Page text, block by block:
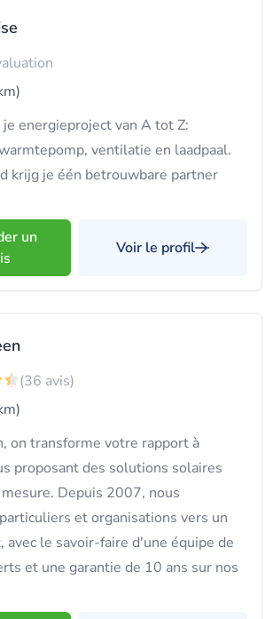
energieproject van A tot Z:
ventilatie en laadpaal.
krijg je één betrouwbare partner
un
Voir le profil
(36 avis)
on transforme votre rapport à
proposant des solutions solaires
Depuis 2007, nous
et organisations vers un
avec le savoir-faire d'une équipe de
et une garantie de 10 ans sur nos